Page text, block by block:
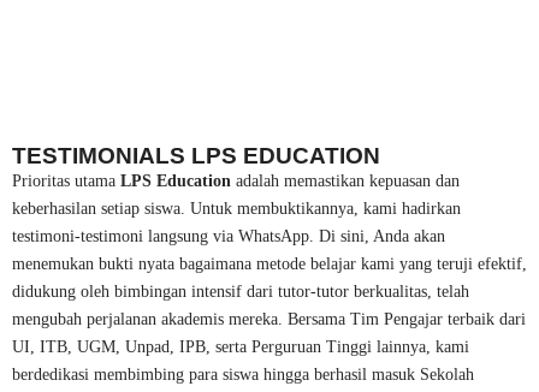
TESTIMONIALS LPS EDUCATION
Prioritas utama LPS Education adalah memastikan kepuasan dan
keberhasilan setiap siswa. Untuk membuktikannya, kami hadirkan
testimoni-testimoni langsung via WhatsApp. Di sini, Anda akan
menemukan bukti nyata bagaimana metode belajar kami yang teruji efektif,
didukung oleh bimbingan intensif dari tutor-tutor berkualitas, telah
mengubah perjalanan akademis mereka. Bersama Tim Pengajar terbaik dari
UI, ITB, UGM, Unpad, IPB, serta Perguruan Tinggi lainnya, kami
berdedikasi membimbing para siswa hingga berhasil masuk Sekolah